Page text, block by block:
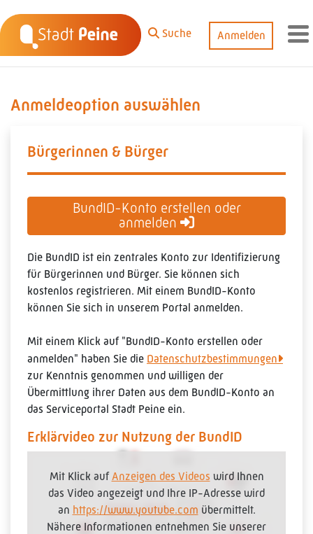
Zum Hauptinhalt springen
Suche Anmelden
Anmeldeoption auswählen
Bürgerinnen & Bürger
BundID-Konto erstellen oder
anmelden
Die BundID ist ein zentrales Konto zur Identifizierung
für Bürgerinnen und Bürger. Sie können sich
kostenlos registrieren. Mit einem BundID-Konto
können Sie sich in unserem Portal anmelden.
Mit einem Klick auf "BundID-Konto erstellen oder
anmelden" haben Sie die Datenschutzbestimmungen
zur Kenntnis genommen und willigen der
Übermittlung ihrer Daten aus dem BundID-Konto an
das Serviceportal Stadt Peine ein.
Erklärvideo zur Nutzung der BundID
Mit Klick aufAnzeigen des Videos wird Ihnen
das Video angezeigt und Ihre IP-Adresse wird
an https://www.youtube.com übermittelt.
Nähere Informationen entnehmen Sie unserer